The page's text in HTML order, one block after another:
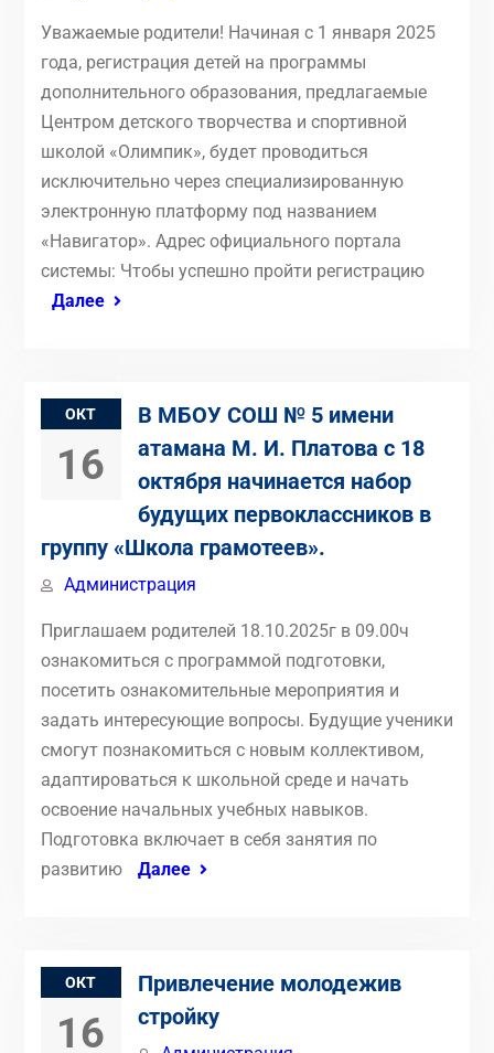
Уважаемые родители! Начиная с 1 января 2025
года, регистрация детей на программы
дополнительного образования, предлагаемые
Центром детского творчества и спортивной
школой «Олимпик», будет проводиться
исключительно через специализированную
электронную платформу под названием
«Навигатор». Адрес официального портала
системы: Чтобы успешно пройти регистрацию
Далее
ОКТ
16
В МБОУ СОШ № 5 имени
атамана М. И. Платова с 18
октября начинается набор
будущих первоклассников в
группу «Школа грамотеев».
Администрация
Приглашаем родителей 18.10.2025г в 09.00ч
ознакомиться с программой подготовки,
посетить ознакомительные мероприятия и
задать интересующие вопросы. Будущие ученики
смогут познакомиться с новым коллективом,
адаптироваться к школьной среде и начать
освоение начальных учебных навыков.
Подготовка включает в себя занятия по
развитию
Далее
ОКТ
16
Привлечение молодежив
стройку